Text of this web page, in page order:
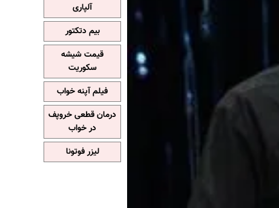
آلپاری
بیم دتکتور
قیمت شیشه
سکوریت
فیلم آپنه خواب
درمان قطعی خروپف
در خواب
لیزر فوتونا